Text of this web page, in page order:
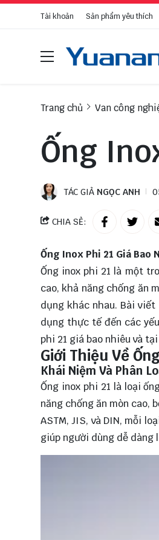
Tài khoản Sản phẩm yêu thích
Trang chủ Van công
Ống
TÁC GIẢ NGỌC ANH
CHIA SẺ:
Ống Inox Phi 21 Giá Bao
Ống inox phi 21 là một
cao, khả năng chống ăn
dụng khác nhau. Bài
dụng thực tế đến các
phi 21 giá bao nhiêu và
Giới Thiệu Về
Khái Niệm Và Phân
Ống inox phi 21 là loại
năng chống ăn mòn cao,
ASTM, JIS, và DIN, mỗi
giúp người dùng dễ dàng